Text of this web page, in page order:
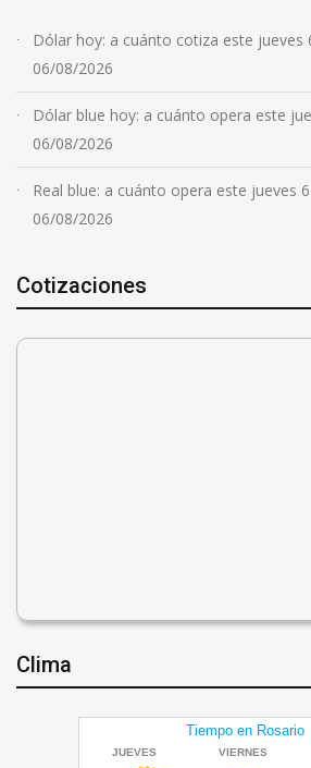
Dólar hoy: a cuánto cotiza este jueves
06/08/2026
Dólar blue hoy: a cuánto opera este
06/08/2026
Real blue: a cuánto opera este jueves
06/08/2026
Cotizaciones
Clima